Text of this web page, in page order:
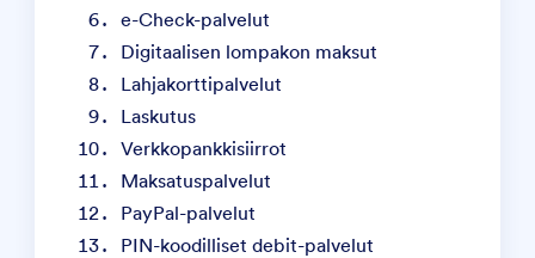
e-Check-palvelut
Digitaalisen lompakon maksut
Lahjakorttipalvelut
Laskutus
Verkkopankkisiirrot
Maksatuspalvelut
PayPal-palvelut
PIN-koodilliset debit-palvelut